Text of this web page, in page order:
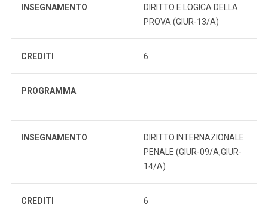
INSEGNAMENTO
DIRITTO E LOGICA DELLA
PROVA (GIUR-13/A)
CREDITI 6
PROGRAMMA
INSEGNAMENTO
DIRITTO INTERNAZIONALE
PENALE (GIUR-09/A,GIUR-
14/A)
CREDITI 6